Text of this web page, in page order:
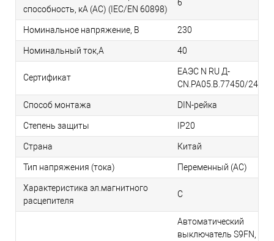
способность, кA (AC) (IEC/EN 60898)
6
Номинальное напряжение, В 230
Номинальный ток,А 40
Сертификат
ЕАЭС N RU Д-
CN.РА05.В.77450/24
Способ монтажа DIN-рейка
Степень защиты IP20
Страна Китай
Тип напряжения (тока) Переменный (AC)
Характеристика эл.магнитного
расцепителя
C
Автоматический
выключатель S9FN,